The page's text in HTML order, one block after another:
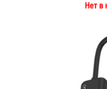
Нет в